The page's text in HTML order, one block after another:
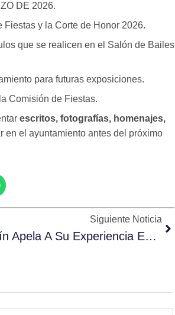
DE 2026.
y la Corte de Honor 2026.
que se realicen en el Salón de Bailes
para futuras exposiciones.
Comisión de Fiestas.
escritos, fotografías, homenajes,
en el ayuntamiento antes del próximo
Siguiente Noticia
ADB Hellín Apela A Su Experiencia En Los Momentos Claves Y Se Lleva Un Importante Partido Ante CB Bolaños